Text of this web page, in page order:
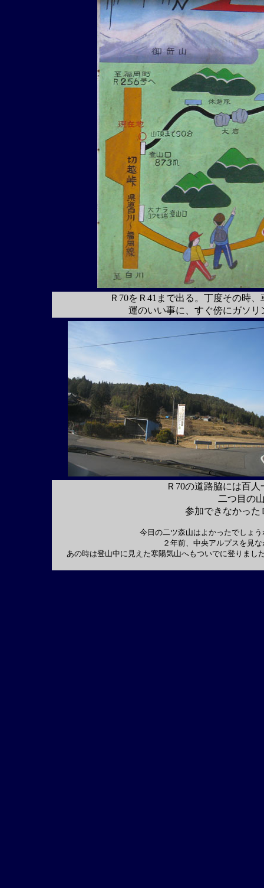
Ｒ70をＲ41まで出る。丁度その時
運のいい事に、すぐ傍にガソ
Ｒ70の道路脇には百
二つ目の
参加できなかった
今日の二ツ森山はよかったでしょ
２年前、中央アルプスを見
あの時は登山中に見えた寒陽気山へもついでに登りま